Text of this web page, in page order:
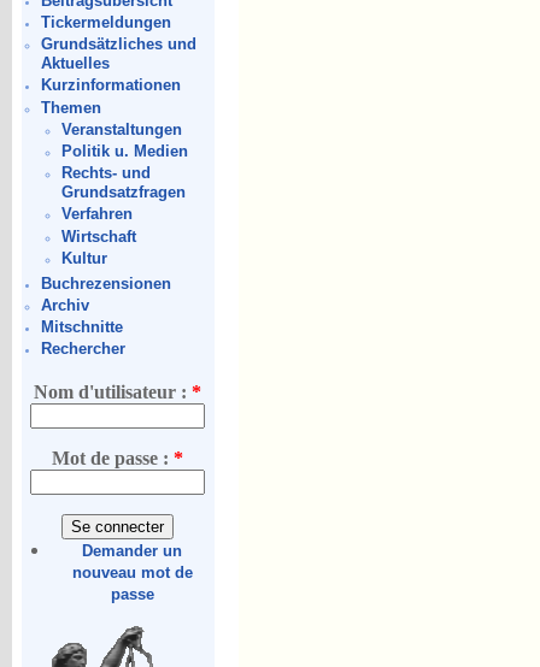
Tickermeldungen
Grundsätzliches und
Aktuelles
Kurzinformationen
Themen
Veranstaltungen
Politik u. Medien
Rechts- und
Grundsatzfragen
Verfahren
Wirtschaft
Kultur
Buchrezensionen
Archiv
Mitschnitte
Rechercher
Nom d'utilisateur :*
Mot de passe :*
Demander un
nouveau mot de
passe